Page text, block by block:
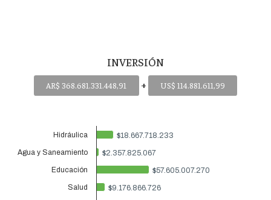
INVERSIÓN
AR$ 368.681.331.448,91 + US$ 114.881.611,99
$18.667.718.233
$18.667.718.233
$2.357.825.067
$2.357.825.067
$57.605.007.270
$57.605.007.270
$9.176.866.726
$9.176.866.726
Hidráulica
Agua y Saneamiento
Educación
Salud